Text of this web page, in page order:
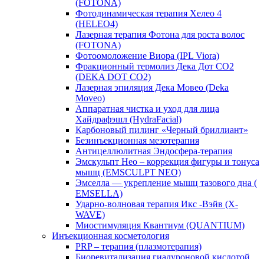
(FOTONA)
Фотодинамическая терапия Хелео 4
(HELEO4)
Лазерная терапия Фотона для роста волос
(FOTONA)
Фотоомоложение Виора (IPL Viora)
Фракционный термолиз Дека Дот СО2
(DEKA DOT CO2)
Лазерная эпиляция Дека Мовео (Deka
Moveo)
Аппаратная чистка и уход для лица
Хайдрафэшл (HydraFacial)
Карбоновый пилинг «Черный бриллиант»
Безинъекционная мезотерапия
Антицеллюлитная Эндосфера-терапия
Эмскульпт Нео – коррекция фигуры и тонуса
мышц (EMSCULPT NEO)
Эмселла — укрепление мышц тазового дна (
EMSELLA)
Ударно-волновая терапия Икс -Вэйв (X-
WAVE)
Миостимуляция Квантиум (QUANTIUM)
Инъекционная косметология
PRP – терапия (плазмотерапия)
Биоревитализация гиалуроновой кислотой